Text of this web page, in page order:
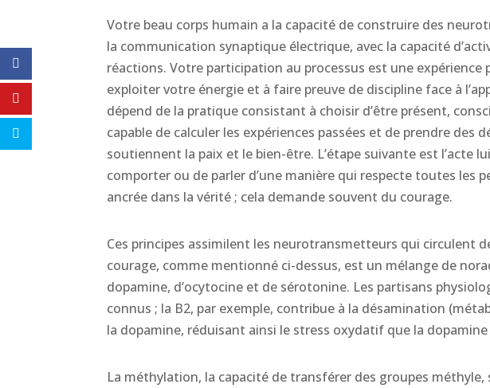
Votre beau corps humain a la capacité de construire des
la communication synaptique électrique, avec la capacité
réactions. Votre participation au processus est une expérience
exploiter votre énergie et à faire preuve de discipline face à
dépend de la pratique consistant à choisir d’être présent,
capable de calculer les expériences passées et de prendre des
soutiennent la paix et le bien-être. L’étape suivante est l’acte
comporter ou de parler d’une manière qui respecte toutes les
ancrée dans la vérité ; cela demande souvent du courage.
Ces principes assimilent les neurotransmetteurs qui circulent
courage, comme mentionné ci-dessus, est un mélange de
dopamine, d’ocytocine et de sérotonine. Les partisans
connus ; la B2, par exemple, contribue à la désamination
la dopamine, réduisant ainsi le stress oxydatif que la dopamine
La méthylation, la capacité de transférer des groupes